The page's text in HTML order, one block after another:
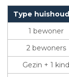
Type
1 bewoner
2 bewoners
Gezin + 1 kind